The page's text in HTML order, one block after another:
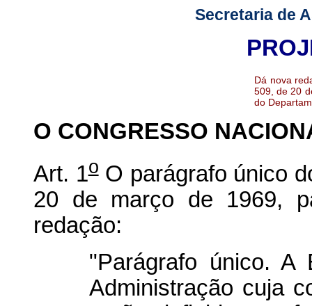
Secretaria de
Dá nova
509, de 20
do
O CONGRESSO
Art. 1oO parágrafo único
20 de março de 1969,
redação:
"Parágrafo único. A
Administração cuja